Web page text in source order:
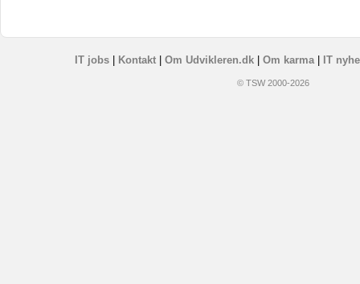
IT jobs| Kontakt| Om Udvikleren.dk| Om karma| IT
© TSW 2000-2026